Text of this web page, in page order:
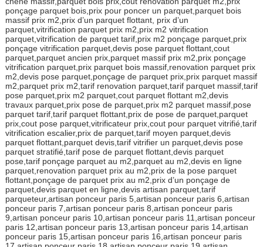
ponçage parquet bois,prix pour poncer un parquet,parquet bois
massif prix m2,prix d’un parquet flottant, prix d’un
parquet,vitrification parquet prix m2,prix m2 vitrification
parquet,vitrification de parquet tarif,prix m2 ponçage parquet,prix
ponçage vitrification parquet,devis pose parquet flottant,cout
parquet,parquet ancien prix,parquet massif prix m2,prix ponçage
vitrification parquet,prix parquet bois massif,renovation parquet prix
m2,devis pose parquet,ponçage de parquet prix,prix parquet massif
m2,parquet prix m2,tarif renovation parquet,tarif parquet massif,tarif
pose parquet,prix m2 parquet,cout parquet flottant m2,devis
travaux parquet,prix pose de parquet,prix m2 parquet massif,pose
parquet tarif,tarif parquet flottant,prix de pose de parquet,parquet
prix,cout pose parquet,vitrificateur prix,cout pour parquet vitrifié,tarif
vitrification escalier,prix de parquet,tarif moyen parquet,devis
parquet flottant,parquet devis,tarif vitrifier un parquet,devis pose
parquet stratifié,tarif pose de parquet flottant,devis parquet
pose,tarif ponçage parquet au m2,parquet au m2,devis en ligne
parquet,renovation parquet prix au m2,prix de la pose parquet
flottant,ponçage de parquet prix au m2,prix d’un ponçage de
parquet,devis parquet en ligne,devis artisan parquet,tarif
parqueteur,artisan ponceur paris 5,artisan ponceur paris 6,artisan
ponceur paris 7,artisan ponceur paris 8,artisan ponceur paris
9,artisan ponceur paris 10,artisan ponceur paris 11,artisan ponceur
paris 12,artisan ponceur paris 13,artisan ponceur paris 14,artisan
ponceur paris 15,artisan ponceur paris 16,artisan ponceur paris